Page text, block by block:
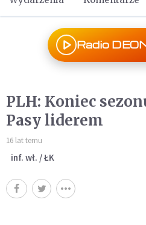
Radio
PLH: Koniec
Pasy liderem
16 lat temu
inf. wł. / ŁK